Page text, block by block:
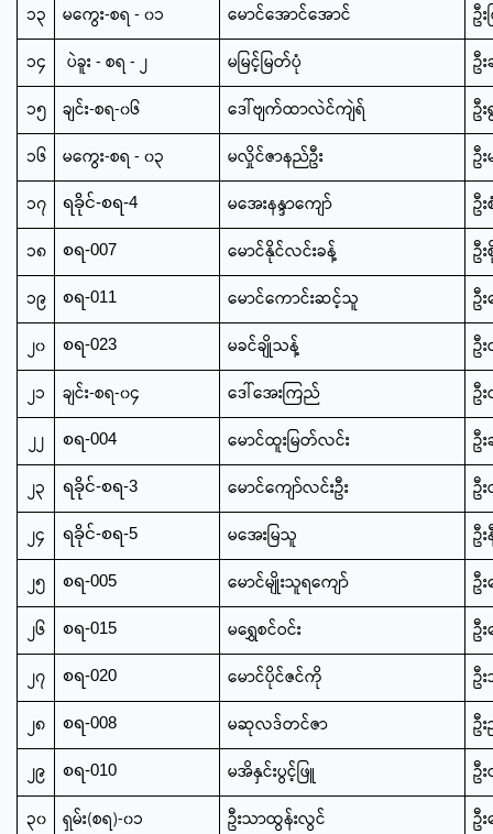
၁၃
မကွေး-စရ - ၀၁ မောင်အောင်အောင်
ဦ
၁၄
ပဲခူး - စရ - ၂ မမြင့်မြတ်ပုံ
ဦ
၁၅
ချင်း-စရ-၀၆ ဒေါ်ဗျက်ထာလဲင်ကျဲရ်
ဦ
၁၆
မကွေး-စရ - ၀၃ မလှိုင်ဇာနည်ဦး
ဦ
၁၇
ရခိုင်-စရ-4 မအေးနန္ဒာကျော်
ဦ
၁၈
စရ-007 မောင်နိုင်လင်းခန့်
ဦ
၁၉
စရ-011 မောင်ကောင်းဆင့်သူ
ဦ
၂၀
စရ-023 မခင်ချိုသန့်
ဦ
၂၁
ချင်း-စရ-၀၄ ဒေါ်အေးကြည်
ဦ
၂၂
စရ-004 မောင်ထူးမြတ်လင်း
ဦ
၂၃
ရခိုင်-စရ-3 မောင်ကျော်လင်းဦး
ဦ
၂၄
ရခိုင်-စရ-5 မအေးမြသူ
ဦ
၂၅
စရ-005 မောင်မျိုးသူရကျော်
ဦ
၂၆
စရ-015 မရွှေစင်ဝင်း
ဦ
၂၇
စရ-020 မောင်ပိုင်ဇင်ကို
ဦ
၂၈
စရ-008 မဆုလဒ်တင်ဇာ
ဦ
၂၉
စရ-010 မအိနှင်းပွင့်ဖြူ
ဦ
၃၀
ရှမ်း(စရ)-၀၁ ဦးသာထွန်းလွင်
ဦ